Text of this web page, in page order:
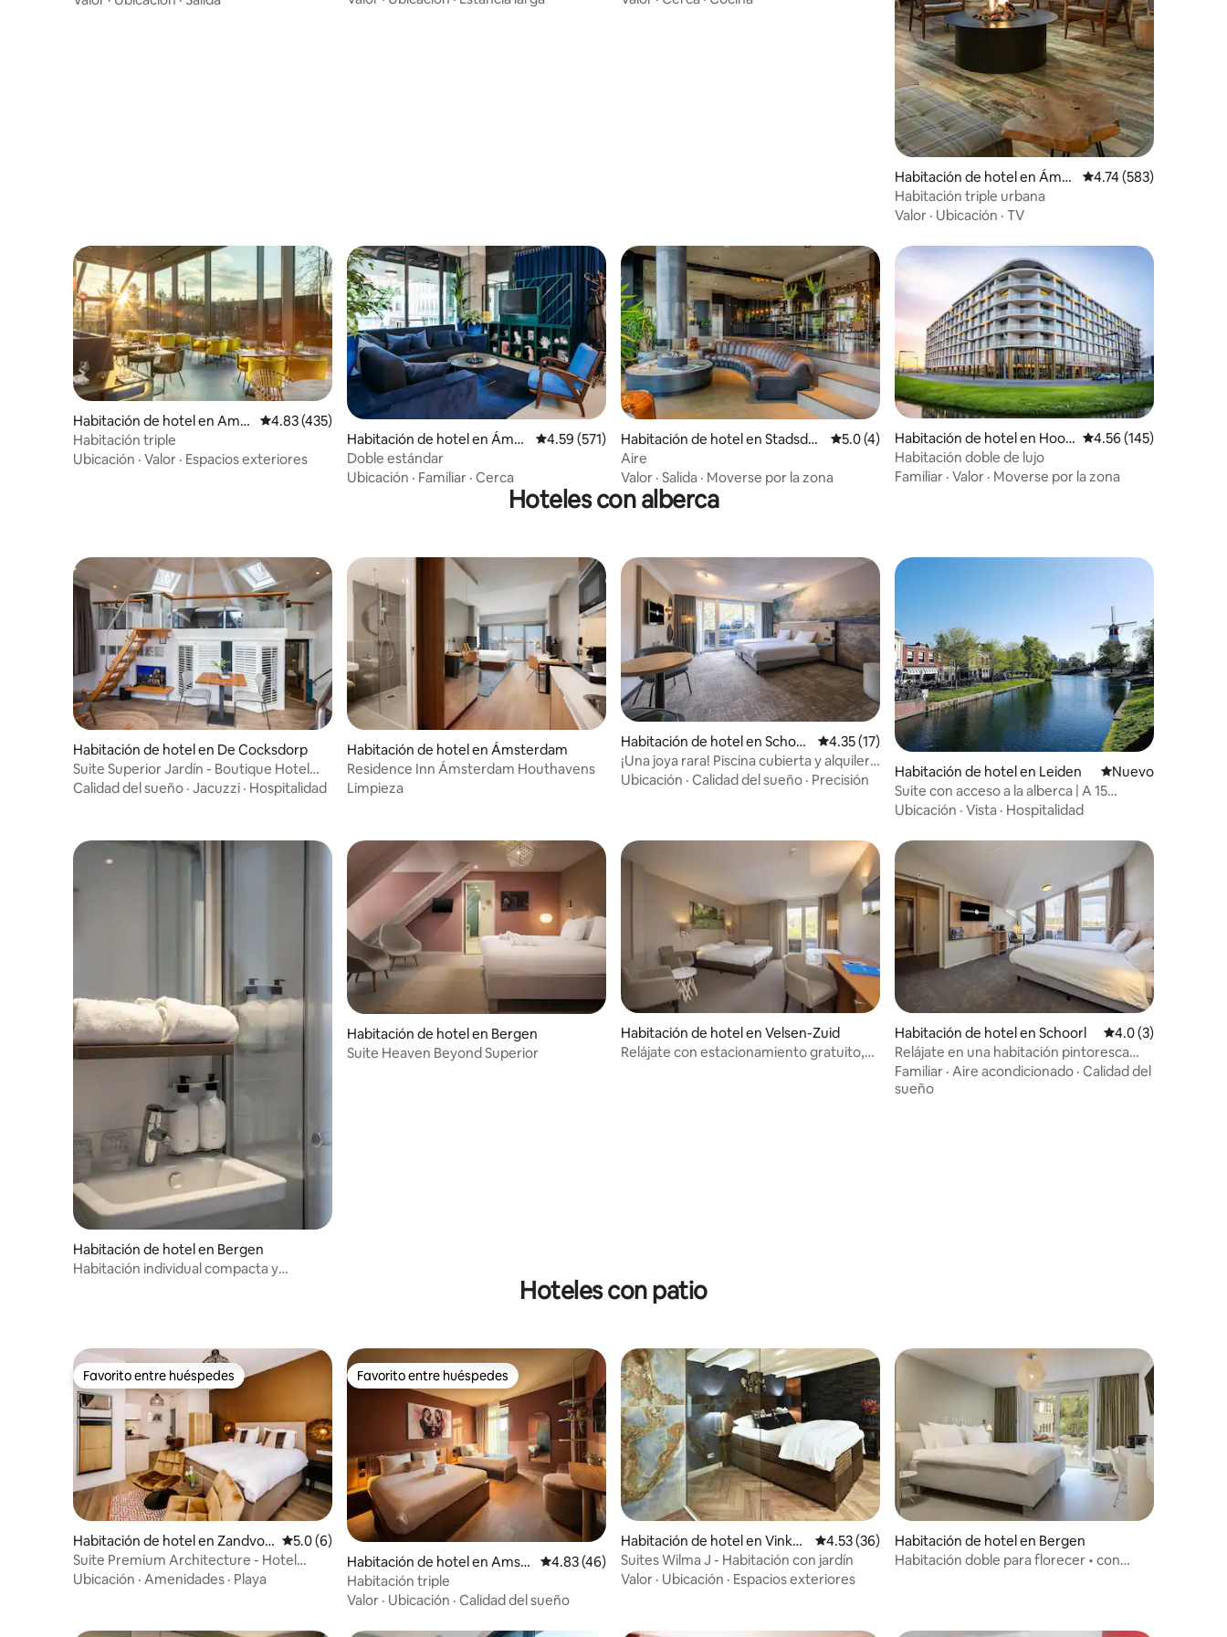
Habitación de hotel en Ámst
erdam
Calificación promedio:
4.74 (583)
Habitación triple urbana
Valor · Ubicación · TV
Habitación de hotel en Amst
erdam Zuid
Calificación promedio: 4.83 de 5; 435 evaluaciones
4.83 (435)
Habitación triple
Ubicación · Valor · Espacios exteriores
Habitación de hotel en Ámst
erdam
Calificación promedio: 4.59 de 5; 571 evaluaciones
4.59 (571)
Doble estándar
Ubicación · Familiar · Cerca
Habitación de hotel en Stadsde
el Centrum
Calificación promedio: 5.0 de 5; 4 evaluaciones
5.0 (4)
Aire
Valor · Salida · Moverse por la zona
Habitación de hotel en Hoof
ddorp
Calificación promedio:
4.56 (145)
Habitación doble de lujo
Familiar · Valor · Moverse por la zona
Hoteles con alberca
Habitación de hotel en De Cocksdorp
Suite Superior Jardín - Boutique Hotel
Texel
Calidad del sueño · Jacuzzi · Hospitalidad
Habitación de hotel en Ámsterdam
Residence Inn Ámsterdam Houthavens
Limpieza
Habitación de hotel en Schoor
l
Calificación promedio: 4.35 de 5; 17 evaluaciones
4.35 (17)
¡Una joya rara! Piscina cubierta y alquiler
de bicicletas en el lugar
Ubicación · Calidad del sueño · Precisión Habitación de hotel en Leiden Nuevo alojamiento
Nuevo
Suite con acceso a la alberca | A 15
minutos en auto de la playa de Katwijk
Ubicación · Vista · Hospitalidad
Habitación de hotel en Bergen
Habitación individual compacta y
Habitación de hotel en Bergen
Suite Heaven Beyond Superior
Habitación de hotel en Velsen-Zuid
Relájate con estacionamiento gratuito,
Habitación de hotel en Schoorl Calificación
4.0 (3)
Relájate en una habitación pintoresca
cerca de los senderos de las dunas
Familiar · Aire acondicionado · Calidad del
sueño
Hoteles con patio
Favorito entre huéspedes
Favorito entre huéspedes
Habitación de hotel en Zandvoo
rt
Calificación promedio: 5.0 de 5; 6 evaluaciones
5.0 (6)
Suite Premium Architecture - Hotel
Margretha
Ubicación · Amenidades · Playa
Favorito entre huéspedes
Favorito entre huéspedes
Habitación de hotel en Amst
erdam Zuid
Calificación promedio: 4.83 de 5; 46 evaluaciones
4.83 (46)
Habitación triple
Valor · Ubicación · Calidad del sueño
Habitación de hotel en Vinkev
een
Calificación promedio: 4.53 de 5; 36 evaluaciones
4.53 (36)
Suites Wilma J - Habitación con jardín
Valor · Ubicación · Espacios exteriores
Habitación de hotel en Bergen
Habitación doble para florecer • con